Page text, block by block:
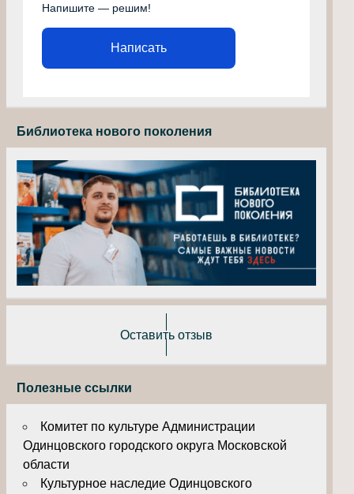
Напишите — решим!
Написать
Библиотека нового поколения
Оставить отзыв
Полезные ссылки
Комитет по культуре Администрации
Одинцовского городского округа Московской
области
Культурное наследие Одинцовского